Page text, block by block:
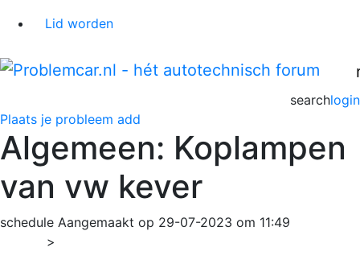
Lid worden
login
search
Plaats je probleem add
Algemeen: Koplampen
van vw kever
schedule Aangemaakt op 29-07-2023 om 11:49
>